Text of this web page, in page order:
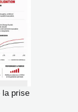
la prise